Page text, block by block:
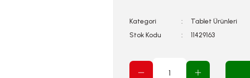
Kategori
Tablet Ürünleri
Stok Kodu
11429163